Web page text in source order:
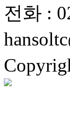
전화 :